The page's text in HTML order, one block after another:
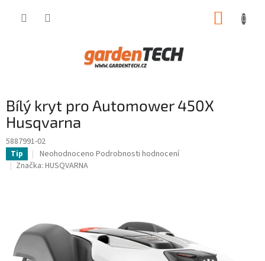
Bílý kryt pro Automower 450X
Husqvarna
5887991-02
Tip
Průměrné
hodnocení
5
hvězdiček.
Neohodnoceno Podrobnosti hodnocení
Značka: HUSQVARNA